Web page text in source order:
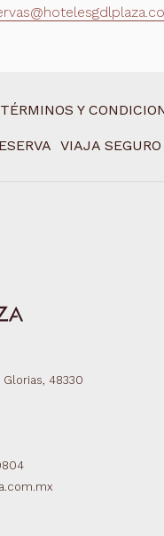
TÉRMINOS Y
VIAJA
Glorias, 48330